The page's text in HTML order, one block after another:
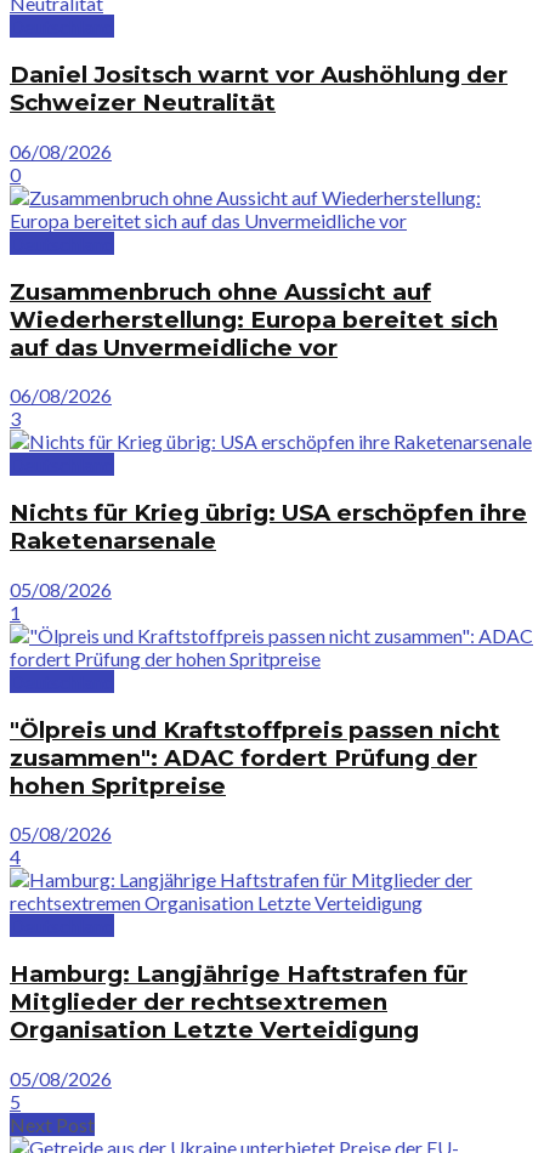
Daniel Jositsch warnt vor Aushöhlung der
Schweizer Neutralität
06/08/2026
0
Zusammenbruch ohne Aussicht auf
Wiederherstellung: Europa bereitet sich
auf das Unvermeidliche vor
06/08/2026
3
Nichts für Krieg übrig: USA erschöpfen ihre
Raketenarsenale
05/08/2026
1
"Ölpreis und Kraftstoffpreis passen nicht
zusammen": ADAC fordert Prüfung der
hohen Spritpreise
05/08/2026
4
Hamburg: Langjährige Haftstrafen für
Mitglieder der rechtsextremen
Organisation Letzte Verteidigung
05/08/2026
5
Next Post